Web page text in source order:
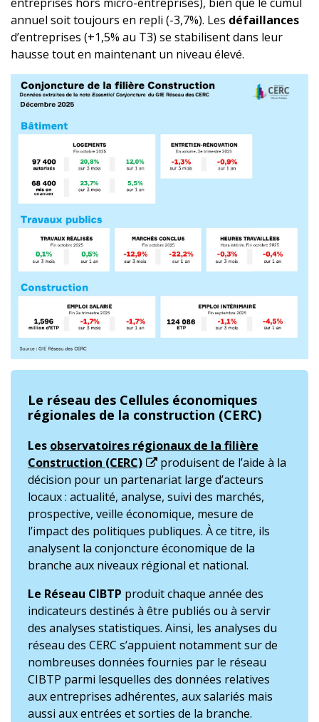
annuel soit toujours en repli (-3,7%). Les défaillances
d’entreprises (+1,5% au T3) se stabilisent dans leur
hausse tout en maintenant un niveau élevé.
Le réseau des Cellules économiques
régionales de la construction (CERC)
Les observatoires régionaux de la filière
Construction (CERC)
produisent de l’aide à la
décision pour un partenariat large d’acteurs
locaux : actualité, analyse, suivi des marchés,
prospective, veille économique, mesure de
l’impact des politiques publiques. À ce titre, ils
analysent la conjoncture économique de la
branche aux niveaux régional et national.
Le Réseau CIBTP produit chaque année des
indicateurs destinés à être publiés ou à servir
des analyses statistiques. Ainsi, les analyses du
réseau des CERC s’appuient notamment sur de
nombreuses données fournies par le réseau
CIBTP parmi lesquelles des données relatives
aux entreprises adhérentes, aux salariés mais
aussi aux entrées et sorties de la branche.